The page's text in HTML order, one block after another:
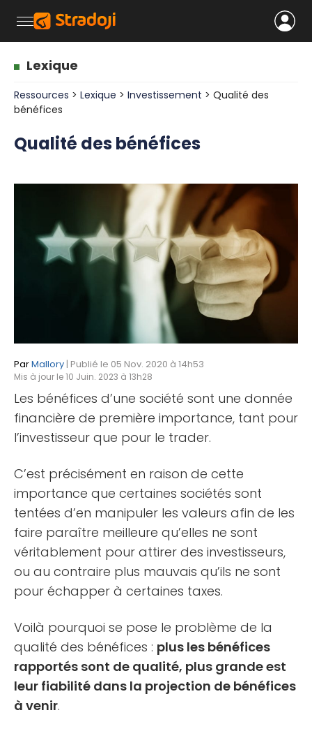
Lexique
Ressources > Lexique > Investissement > Qualité des
bénéfices
Qualité des bénéfices
ParMallory | Publié le 05 Nov. 2020 à 14h53
Mis à jour le 10 Juin. 2023 à 13h28
Les bénéfices d’une société sont une donnée
financière de première importance, tant pour
l’investisseur que pour le trader.
C’est précisément en raison de cette
importance que certaines sociétés sont
tentées d’en manipuler les valeurs afin de les
faire paraître meilleure qu’elles ne sont
véritablement pour attirer des investisseurs,
ou au contraire plus mauvais qu’ils ne sont
pour échapper à certaines taxes.
Voilà pourquoi se pose le problème de la
qualité des bénéfices : plus les bénéfices
rapportés sont de qualité, plus grande est
leur fiabilité dans la projection de bénéfices
à venir.